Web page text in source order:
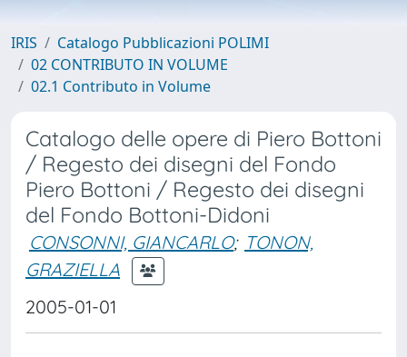
IRIS
Catalogo Pubblicazioni POLIMI
02 CONTRIBUTO IN VOLUME
02.1 Contributo in Volume
Catalogo delle opere di Piero Bottoni
/ Regesto dei disegni del Fondo
Piero Bottoni / Regesto dei disegni
del Fondo Bottoni-Didoni
CONSONNI, GIANCARLO; TONON,
GRAZIELLA
2005-01-01